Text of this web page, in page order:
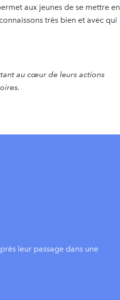
aux jeunes de se mettre en
très bien et avec qui
au cœur de leurs actions
leur passage dans une